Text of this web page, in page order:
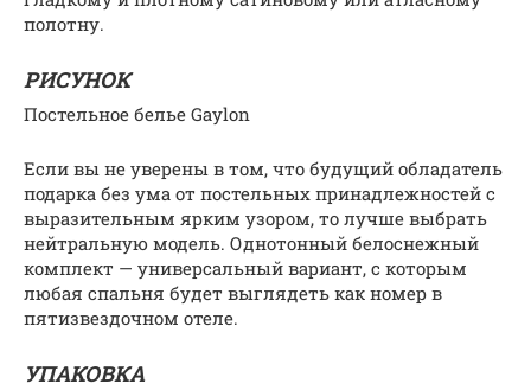
полотну.
РИСУНОК
Постельное белье Gaylon
Если вы не уверены в том, что будущий обладатель
подарка без ума от постельных принадлежностей с
выразительным ярким узором, то лучше выбрать
нейтральную модель. Однотонный белоснежный
комплект — универсальный вариант, с которым
любая спальня будет выглядеть как номер в
пятизвездочном отеле.
УПАКОВКА